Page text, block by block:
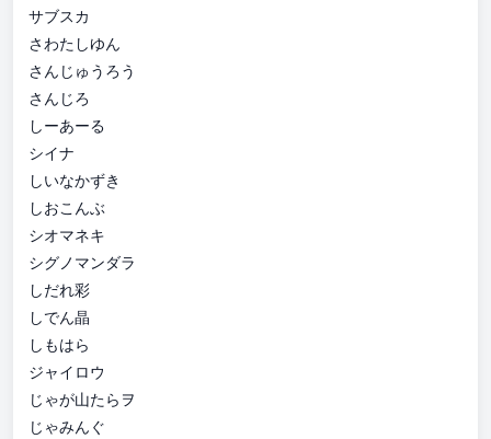
サブスカ
さわたしゆん
さんじゅうろう
さんじろ
しーあーる
シイナ
しいなかずき
しおこんぶ
シオマネキ
シグノマンダラ
しだれ彩
しでん晶
しもはら
ジャイロウ
じゃが山たらヲ
じゃみんぐ